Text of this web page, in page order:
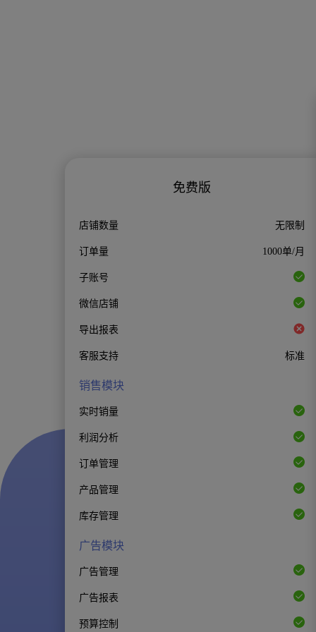
免费版
店铺数量 无限制
订单量 1000单/月
子账号
微信店铺
导出报表
客服支持 标准
销售模块
实时销量
利润分析
订单管理
产品管理
库存管理
广告模块
广告管理
广告报表
预算控制